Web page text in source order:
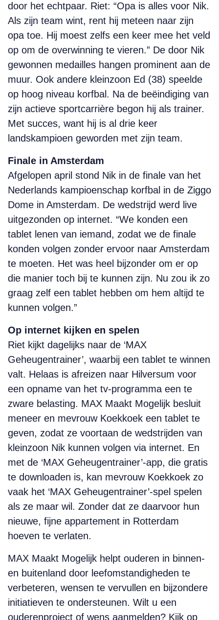
door het echtpaar. Riet: “Opa is alles voor Nik.
Als zijn team wint, rent hij meteen naar zijn
opa toe. Hij moest zelfs een keer mee het veld
op om de overwinning te vieren.” De door Nik
gewonnen medailles hangen prominent aan de
muur. Ook andere kleinzoon Ed (38) speelde
op hoog niveau korfbal. Na de beëindiging van
zijn actieve sportcarrière begon hij als trainer.
Met succes, want hij is al drie keer
landskampioen geworden met zijn team.
Finale in Amsterdam
Afgelopen april stond Nik in de finale van het
Nederlands kampioenschap korfbal in de Ziggo
Dome in Amsterdam. De wedstrijd werd live
uitgezonden op internet. “We konden een
tablet lenen van iemand, zodat we de finale
konden volgen zonder ervoor naar Amsterdam
te moeten. Het was heel bijzonder om er op
die manier toch bij te kunnen zijn. Nu zou ik zo
graag zelf een tablet hebben om hem altijd te
kunnen volgen.”
Op internet kijken en spelen
Riet kijkt dagelijks naar de ‘MAX
Geheugentrainer’, waarbij een tablet te winnen
valt. Helaas is afreizen naar Hilversum voor
een opname van het tv-programma een te
zware belasting. MAX Maakt Mogelijk besluit
meneer en mevrouw Koekkoek een tablet te
geven, zodat ze voortaan de wedstrijden van
kleinzoon Nik kunnen volgen via internet. En
met de ‘MAX Geheugentrainer’-app, die gratis
te downloaden is, kan mevrouw Koekkoek zo
vaak het ‘MAX Geheugentrainer’-spel spelen
als ze maar wil. Zonder dat ze daarvoor hun
nieuwe, fijne appartement in Rotterdam
hoeven te verlaten.
MAX Maakt Mogelijk helpt ouderen in binnen-
en buitenland door leefomstandigheden te
verbeteren, wensen te vervullen en bijzondere
initiatieven te ondersteunen. Wilt u een
ouderenproject of wens aanmelden? Kijk op